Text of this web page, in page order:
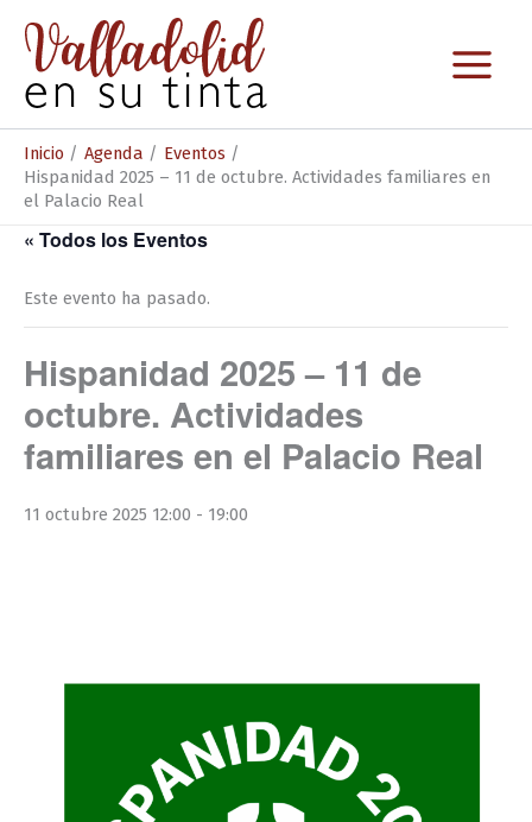
contenido
Inicio Agenda
Eventos
Hispanidad 2025 – 11 de octubre. Actividades familiares en
el Palacio Real
« Todos los Eventos
Este evento ha pasado.
Hispanidad 2025 – 11 de
octubre. Actividades
familiares en el Palacio Real
11 octubre 2025 12:00 - 19:00